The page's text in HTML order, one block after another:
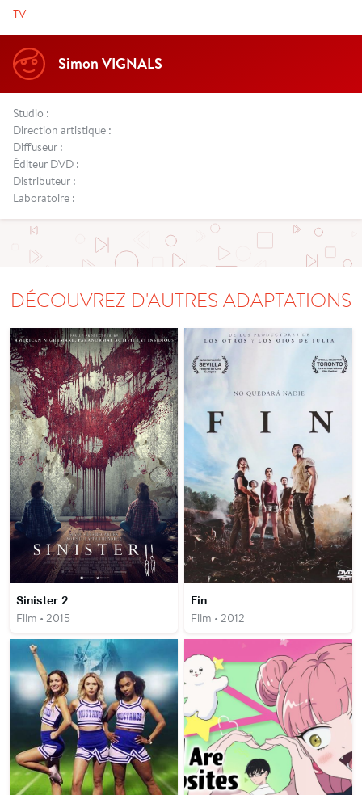
TV
Simon VIGNALS
Studio :
Direction artistique :
Diffuseur :
Éditeur DVD :
Distributeur :
Laboratoire :
DÉCOUVREZ D'AUTRES ADAPTATIONS
Sinister 2
Film • 2015
Fin
Film • 2012